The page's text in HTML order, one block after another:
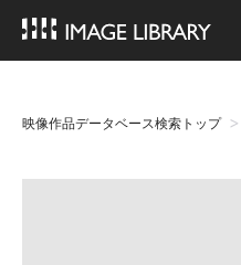
映像作品データベース検索トップ